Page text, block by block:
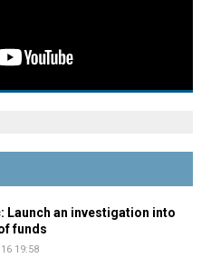
Launch an investigation into
funds
19:58